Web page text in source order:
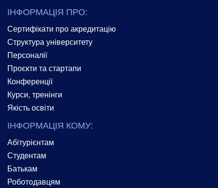
ІНФОРМАЦІЯ ПРО:
Сертифікати про акредитацію
Структура університету
Персоналії
Проєкти та стартапи
Конференції
Курси, тренінги
Якість освіти
ІНФОРМАЦІЯ КОМУ:
Абітурієнтам
Студентам
Батькам
Роботодавцям